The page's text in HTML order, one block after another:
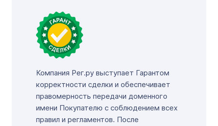
Компания Рег.ру выступает Гарантом
корректности сделки и обеспечивает
правомерность передачи доменного
имени Покупателю с соблюдением всех
правил и регламентов. После